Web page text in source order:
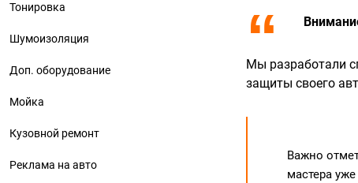
Мы разработали
защиты своего
Важно
мастера
Тонировка
Шумоизоляция
Доп. оборудование
Мойка
Кузовной ремонт
Реклама на авто